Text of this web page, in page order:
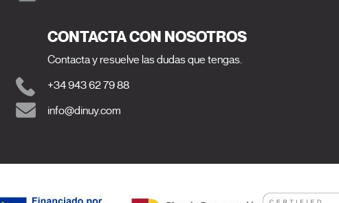
CONTACTA CON NOSOTROS
Contacta y resuelve las dudas que tengas.
+34 943 62 79 88
info@dinuy.com